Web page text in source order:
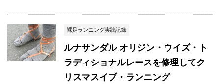
裸足ランニング実践記録
ルナサンダル オリジン・ウイズ・ト
ラディショナルレースを修理してク
リスマスイブ・ランニング